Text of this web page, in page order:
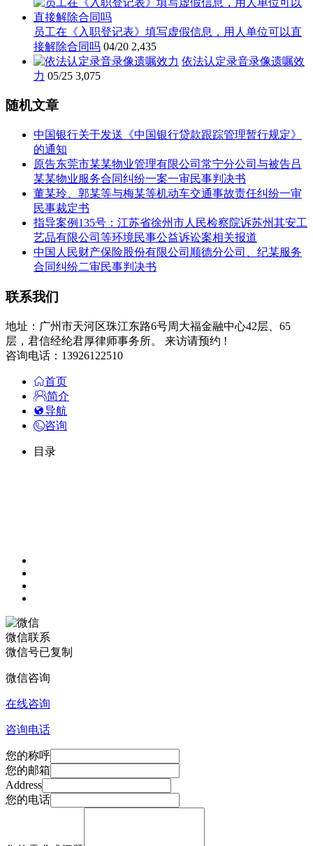
员工在《入职登记表》填写虚假信息，用人单位可以直
接解除合同吗 04/20 2,435
依法认定录音录像遗嘱效
力 05/25 3,075
随机文章
中国银行关于发送《中国银行贷款跟踪管理暂行规定》
的通知
原告东莞市某某物业管理有限公司常宁分公司与被告吕
某某物业服务合同纠纷一案一审民事判决书
董某玲、郭某等与梅某等机动车交通事故责任纠纷一审
民事裁定书
指导案例135号：江苏省徐州市人民检察院诉苏州其安工
艺品有限公司等环境民事公益诉讼案相关报道
中国人民财产保险股份有限公司顺德分公司、纪某服务
合同纠纷二审民事判决书
联系我们
地址：广州市天河区珠江东路6号周大福金融中心42层、65
层，君信经纶君厚律师事务所。 来访请预约 !
咨询电话：13926122510
首页
简介
导航
咨询
目录
微信联系
微信号已复制
微信咨询
在线咨询
咨询电话
您的称呼
您的邮箱
Address
您的电话